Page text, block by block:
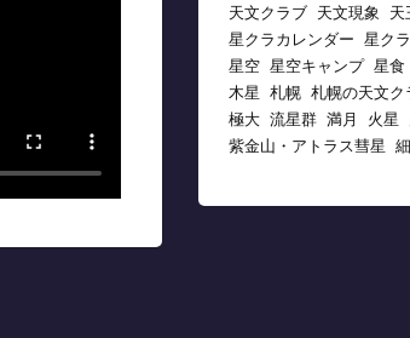
天文クラブ 天文現象 天
星クラカレンダー 星ク
星空 星空キャンプ 星食
木星 札幌 札幌の天文ク
極大 流星群 満月 火星
紫金山・アトラス彗星